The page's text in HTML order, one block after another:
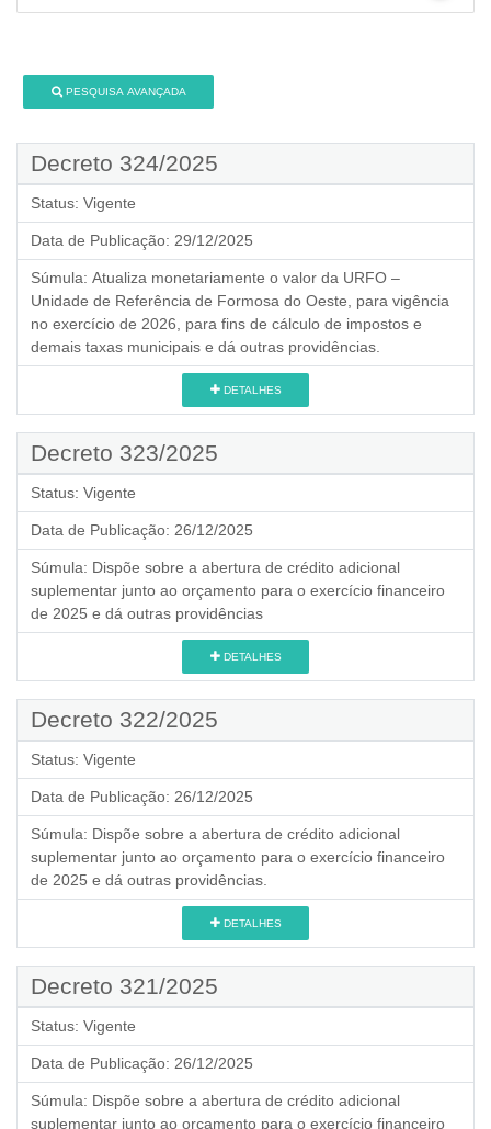
PESQUISA AVANÇADA
Decreto 324/2025
Status: Vigente
Data de Publicação: 29/12/2025
Súmula: Atualiza monetariamente o valor da URFO –
Unidade de Referência de Formosa do Oeste, para vigência
no exercício de 2026, para fins de cálculo de impostos e
demais taxas municipais e dá outras providências.
DETALHES
Decreto 323/2025
Status: Vigente
Data de Publicação: 26/12/2025
Súmula: Dispõe sobre a abertura de crédito adicional
suplementar junto ao orçamento para o exercício financeiro
de 2025 e dá outras providências
DETALHES
Decreto 322/2025
Status: Vigente
Data de Publicação: 26/12/2025
Súmula: Dispõe sobre a abertura de crédito adicional
suplementar junto ao orçamento para o exercício financeiro
de 2025 e dá outras providências.
DETALHES
Decreto 321/2025
Status: Vigente
Data de Publicação: 26/12/2025
Súmula: Dispõe sobre a abertura de crédito adicional
suplementar junto ao orçamento para o exercício financeiro